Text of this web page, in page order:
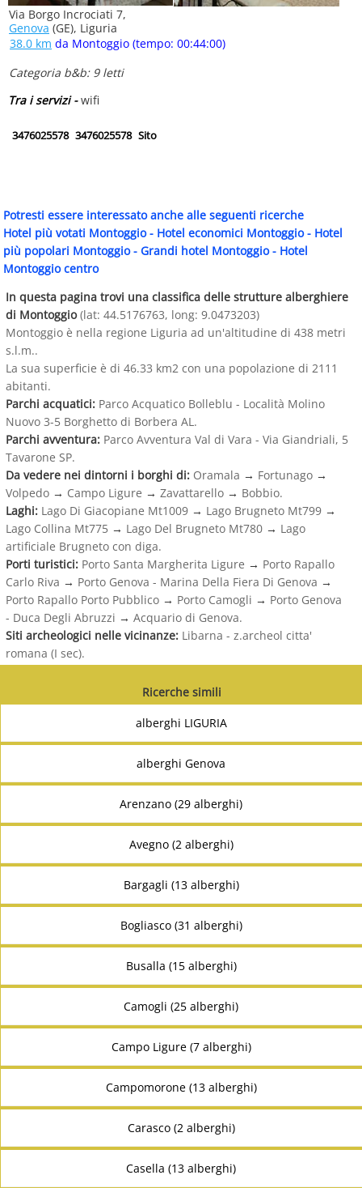
Via Borgo Incrociati 7,
Genova (GE), Liguria
38.0 km da Montoggio (tempo: 00:44:00)
Categoria b&b: 9 letti
Tra i servizi -wifi
3476025578 3476025578 Sito
Potresti essere interessato anche alle seguenti ricerche
Hotel più votati Montoggio- Hotel economici Montoggio- Hotel
più popolari Montoggio- Grandi hotel Montoggio- Hotel
Montoggio centro
In questa pagina trovi una classifica delle strutture alberghiere
di Montoggio(lat: 44.5176763, long: 9.0473203)
Montoggio è nella regione Liguria ad un'altitudine di 438 metri
s.l.m..
La sua superficie è di 46.33 km2 con una popolazione di 2111
abitanti.
Parchi acquatici: Parco Acquatico Bolleblu - Località Molino
Nuovo 3-5 Borghetto di Borbera AL.
Parchi avventura: Parco Avventura Val di Vara - Via Giandriali, 5
Tavarone SP.
Da vedere nei dintorni i borghi di: Oramala → Fortunago →
Volpedo → Campo Ligure → Zavattarello → Bobbio.
Laghi: Lago Di Giacopiane Mt1009 → Lago Brugneto Mt799 →
Lago Collina Mt775 → Lago Del Brugneto Mt780 → Lago
artificiale Brugneto con diga.
Porti turistici: Porto Santa Margherita Ligure → Porto Rapallo
Carlo Riva → Porto Genova - Marina Della Fiera Di Genova →
Porto Rapallo Porto Pubblico → Porto Camogli → Porto Genova
- Duca Degli Abruzzi → Acquario di Genova.
Siti archeologici nelle vicinanze: Libarna - z.archeol citta'
romana (I sec).
Ricerche simili
alberghi LIGURIA
alberghi Genova
Arenzano (29 alberghi)
Avegno (2 alberghi)
Bargagli (13 alberghi)
Bogliasco (31 alberghi)
Busalla (15 alberghi)
Camogli (25 alberghi)
Campo Ligure (7 alberghi)
Campomorone (13 alberghi)
Carasco (2 alberghi)
Casella (13 alberghi)